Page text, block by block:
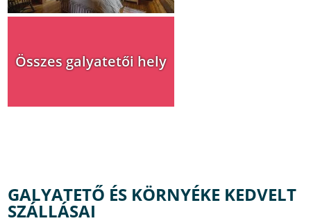
Összes galyatetői hely
GALYATETŐ ÉS KÖRNYÉKE KEDVELT
SZÁLLÁSAI